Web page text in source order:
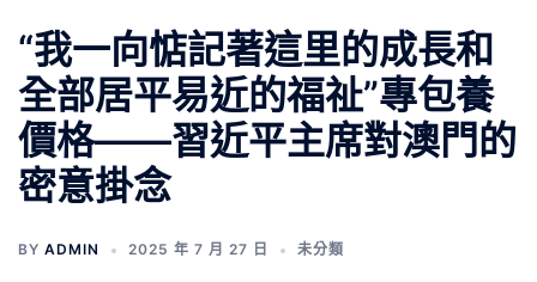
“我一向惦記著這里的成長和
全部居平易近的福祉”專包養
價格——習近平主席對澳門的
密意掛念
BY ADMIN 2025 年 7 月 27 日 未分類